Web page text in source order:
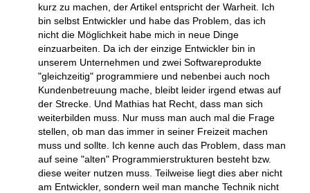
kurz zu machen, der Artikel entspricht der Warheit. Ich
bin selbst Entwickler und habe das Problem, das ich
nicht die Möglichkeit habe mich in neue Dinge
einzuarbeiten. Da ich der einzige Entwickler bin in
unserem Unternehmen und zwei Softwareprodukte
"gleichzeitig" programmiere und nebenbei auch noch
Kundenbetreuung mache, bleibt leider irgend etwas auf
der Strecke. Und Mathias hat Recht, dass man sich
weiterbilden muss. Nur muss man auch mal die Frage
stellen, ob man das immer in seiner Freizeit machen
muss und sollte. Ich kenne auch das Problem, dass man
auf seine "alten" Programmierstrukturen besteht bzw.
diese weiter nutzen muss. Teilweise liegt dies aber nicht
am Entwickler, sondern weil man manche Technik nicht